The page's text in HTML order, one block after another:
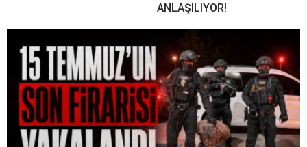
ANLAŞILIYOR!